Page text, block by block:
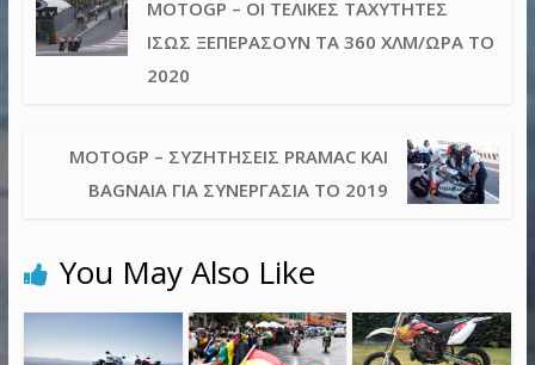
MOTOGP – ΟΙ ΤΕΛΙΚΈΣ ΤΑΧΎΤΗΤΕΣ
ΊΣΩΣ ΞΕΠΕΡΆΣΟΥΝ ΤΑ 360 ΧΛΜ/ΏΡΑ ΤΟ
2020
MOTOGP – ΣΥΖΗΤΉΣΕΙΣ PRAMAC ΚΑΙ
BAGNAIA ΓΙΑ ΣΥΝΕΡΓΑΣΊΑ ΤΟ 2019
You May Also Like